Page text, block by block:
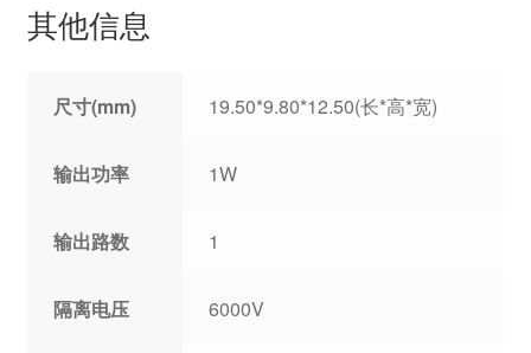
其他信息
尺寸(mm) 19.50*9.80*12.50(长*高*宽)
输出功率 1W
输出路数 1
隔离电压 6000V